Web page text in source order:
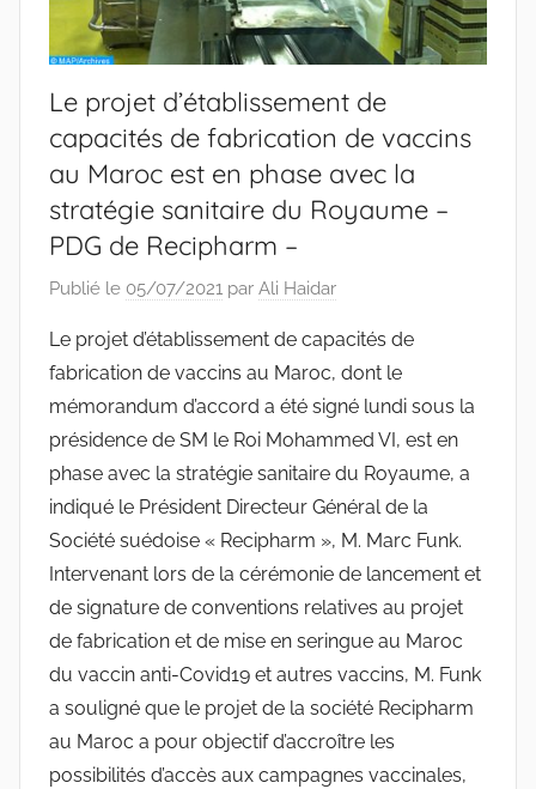
Le projet d’établissement de
capacités de fabrication de vaccins
au Maroc est en phase avec la
stratégie sanitaire du Royaume –
PDG de Recipharm –
Publié le 05/07/2021 par Ali Haidar
Le projet d’établissement de capacités de
fabrication de vaccins au Maroc, dont le
mémorandum d’accord a été signé lundi sous la
présidence de SM le Roi Mohammed VI, est en
phase avec la stratégie sanitaire du Royaume, a
indiqué le Président Directeur Général de la
Société suédoise « Recipharm », M. Marc Funk.
Intervenant lors de la cérémonie de lancement et
de signature de conventions relatives au projet
de fabrication et de mise en seringue au Maroc
du vaccin anti-Covid19 et autres vaccins, M. Funk
a souligné que le projet de la société Recipharm
au Maroc a pour objectif d’accroître les
possibilités d’accès aux campagnes vaccinales,